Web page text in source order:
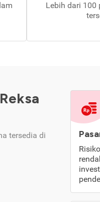
Lebih dari 100
tersedia di